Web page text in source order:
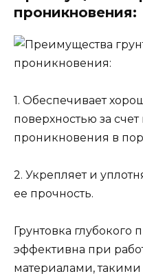
проникновения:
1. Обеспечивает
поверхностью за счет
проникновения в
2. Укрепляет и
ее прочность.
Грунтовка
эффективна при
материалами, такими